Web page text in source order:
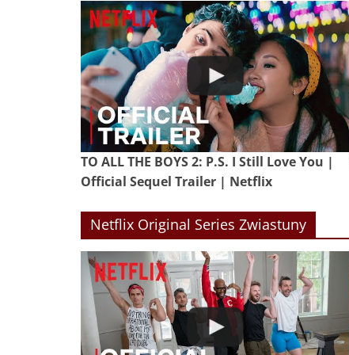
TO ALL THE BOYS 2: P.S. I Still Love You |
Official Sequel Trailer | Netflix
Netflix Original Series Zwiastuny